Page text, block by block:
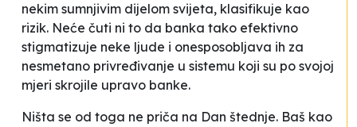
nekim sumnjivim dijelom svijeta, klasifikuje kao
rizik. Neće čuti ni to da banka tako efektivno
stigmatizuje neke ljude i onesposobljava ih za
nesmetano privređivanje u sistemu koji su po svojoj
mjeri skrojile upravo banke.
Ništa se od toga ne priča na Dan štednje. Baš kao